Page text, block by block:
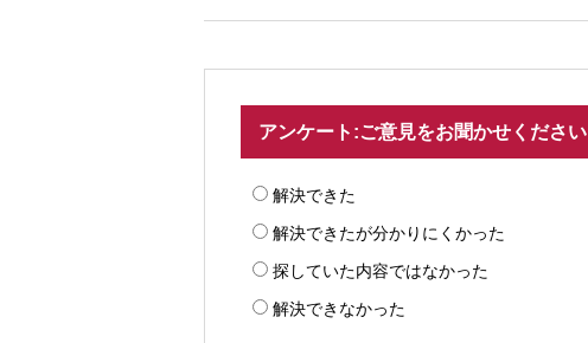
アンケート:ご意見をお聞かせください
解決できた
解決できたが分かりにくかった
探していた内容ではなかった
解決できなかった